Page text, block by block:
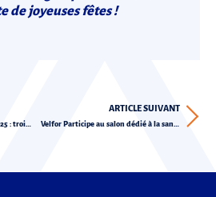
de joyeuses fêtes !
Clap de fin pour Prod & Pack 2025 : trois jours d’échanges, d’innovations et de rencontres pour le groupe Velfor
ARTICLE SUIVANT
Velfor Participe au salon dédié à la santé : Pharmapack 2026